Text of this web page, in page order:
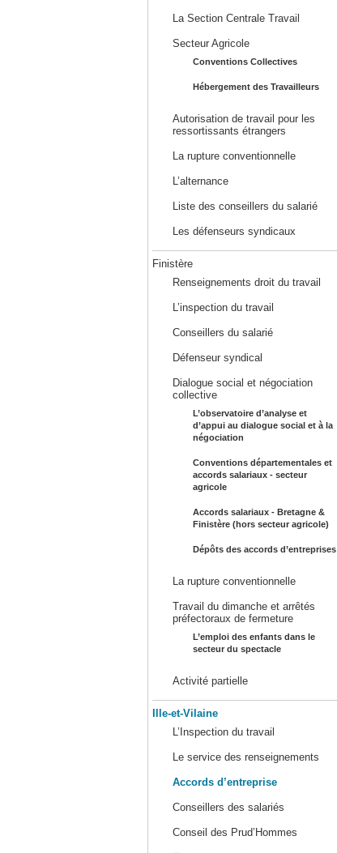
La Section Centrale Travail
Secteur Agricole
Conventions Collectives
Hébergement des Travailleurs
Autorisation de travail pour les
ressortissants étrangers
La rupture conventionnelle
L’alternance
Liste des conseillers du salarié
Les défenseurs syndicaux
Finistère
Renseignements droit du travail
L’inspection du travail
Conseillers du salarié
Défenseur syndical
Dialogue social et négociation
collective
L’observatoire d’analyse et
d’appui au dialogue social et à la
négociation
Conventions départementales et
accords salariaux - secteur
agricole
Accords salariaux - Bretagne &
Finistère (hors secteur agricole)
Dépôts des accords d’entreprises
La rupture conventionnelle
Travail du dimanche et arrêtés
préfectoraux de fermeture
L’emploi des enfants dans le
secteur du spectacle
Activité partielle
Ille-et-Vilaine
L’Inspection du travail
Le service des renseignements
Accords d’entreprise
Conseillers des salariés
Conseil des Prud’Hommes